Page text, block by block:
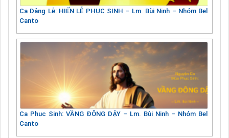
Ca Dâng Lễ: HIẾN LỄ PHỤC SINH – Lm. Bùi Ninh – Nhóm Bel
Canto
Ca Phục Sinh: VẦNG ĐÔNG DẬY – Lm. Bùi Ninh – Nhóm Bel
Canto